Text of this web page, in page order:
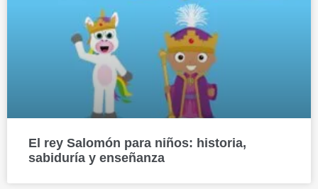
El rey Salomón para niños: historia,
sabiduría y enseñanza